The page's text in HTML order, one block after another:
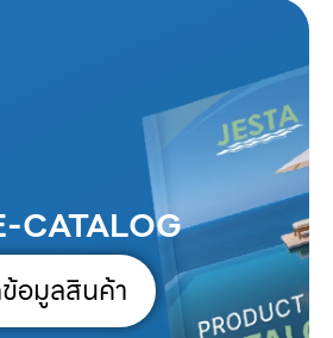
CATALOG
อมูลสินค้า